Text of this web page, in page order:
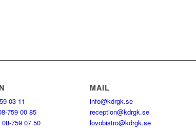
03 11
759 00 85
08-759 07 50
MAIL
info@kdrgk.se
reception@kdrgk.se
lovobistro@kdrgk.se